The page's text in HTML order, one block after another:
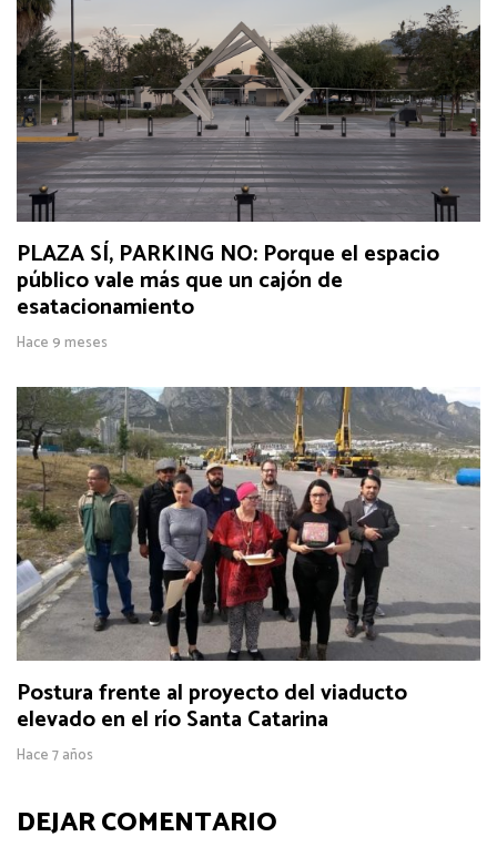
PLAZA SÍ, PARKING NO: Porque el espacio
público vale más que un cajón de
esatacionamiento
Hace 9 meses
Postura frente al proyecto del viaducto
elevado en el río Santa Catarina
Hace 7 años
DEJAR COMENTARIO